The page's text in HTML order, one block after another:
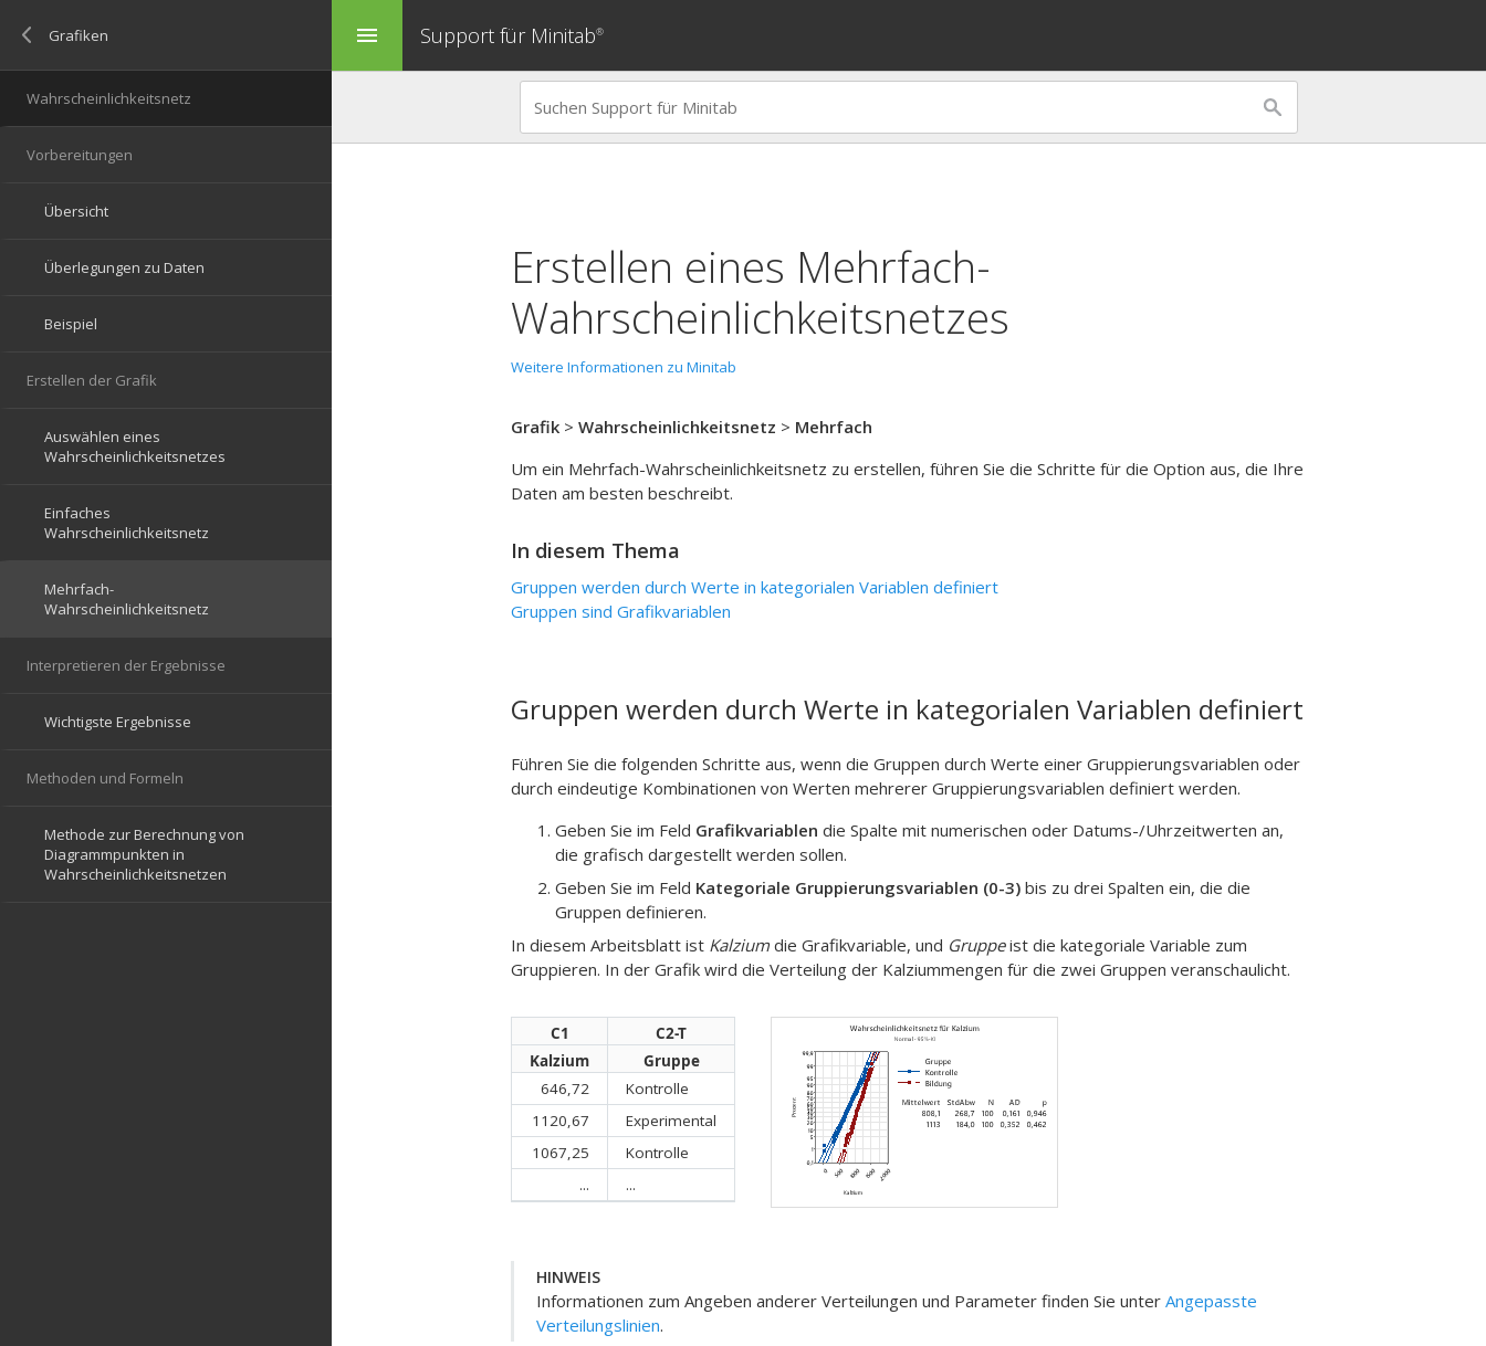
menu Support für Minitab®
Erstellen eines Mehrfach-
Wahrscheinlichkeitsnetzes
Weitere Informationen zu Minitab
Grafik > Wahrscheinlichkeitsnetz > Mehrfach
Um ein Mehrfach-Wahrscheinlichkeitsnetz zu erstellen, führen Sie die Schritte für die Option aus, die Ihre
Daten am besten beschreibt.
In diesem Thema
Gruppen werden durch Werte in kategorialen Variablen definiert
Gruppen sind Grafikvariablen
Gruppen werden durch Werte in kategorialen Variablen definiert
Führen Sie die folgenden Schritte aus, wenn die Gruppen durch Werte einer Gruppierungsvariablen oder
durch eindeutige Kombinationen von Werten mehrerer Gruppierungsvariablen definiert werden.
Geben Sie im Feld Grafikvariablen die Spalte mit numerischen oder Datums-/Uhrzeitwerten an,
die grafisch dargestellt werden sollen.
Geben Sie im Feld Kategoriale Gruppierungsvariablen (0-3) bis zu drei Spalten ein, die die
Gruppen definieren.
In diesem Arbeitsblatt ist Kalzium die Grafikvariable, und Gruppeist die kategoriale Variable zum
Gruppieren. In der Grafik wird die Verteilung der Kalziummengen für die zwei Gruppen veranschaulicht.
C1
C2-T
Kalzium
Gruppe
646,72
Kontrolle
1120,67
Experimental
1067,25
Kontrolle
...
...
HINWEIS
Informationen zum Angeben anderer Verteilungen und Parameter finden Sie unter Angepasste
Verteilungslinien.